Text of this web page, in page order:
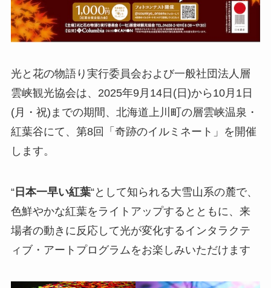
光と花の物語り実行委員会および一般社団法人層
雲峡観光協会は、2025年9月14日(日)から10月1日
(月・祝)までの期間、北海道上川町の層雲峡温泉・
紅葉谷にて、第8回「奇跡のイルミネート」を開催
します。
“日本一早い紅葉“として知られる大雪山系の麓で、
色鮮やかな紅葉をライトアップするとともに、来
場者の動きに反応して光が変化するインタラクテ
ィブ・アートプログラムをお楽しみいただけます